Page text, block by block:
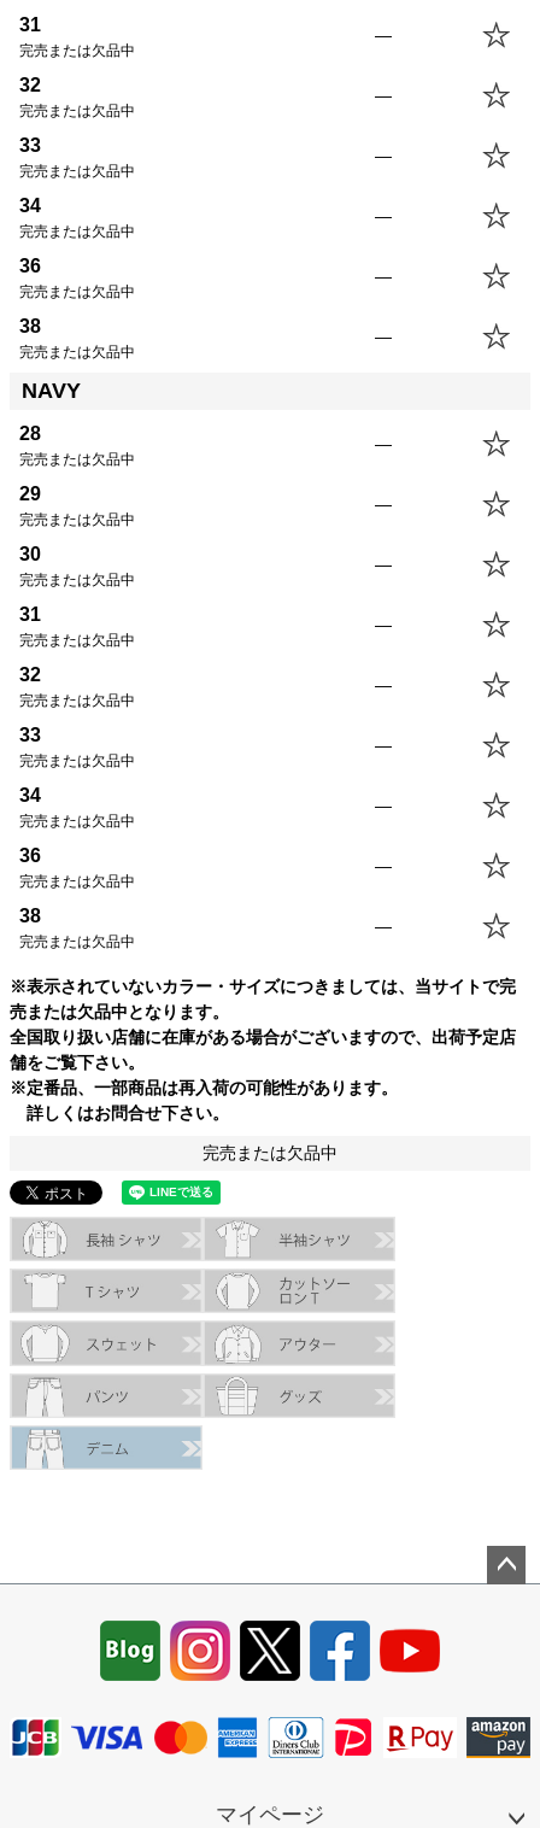
36
38
82.0cm 95.1cm
31
完売または欠品中
—
32
完売または欠品中
—
33
完売または欠品中
—
34
完売または欠品中
—
36
完売または欠品中
—
38
完売または欠品中
—
NAVY
28
完売または欠品中
—
29
完売または欠品中
—
30
完売または欠品中
—
31
完売または欠品中
—
32
完売または欠品中
—
33
完売または欠品中
—
34
完売または欠品中
—
36
完売または欠品中
—
38
完売または欠品中
—
※表示されていないカラー・サイズにつきましては、当サイトで完
売または欠品中となります。
全国取り扱い店舗に在庫がある場合がございますので、出荷予定店
舗をご覧下さい。
※定番品、一部商品は再入荷の可能性があります。
詳しくはお問合せ下さい。
完売または欠品中
マイページ